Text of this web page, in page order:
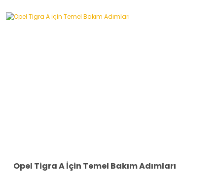
Opel Tigra A İçin Temel Bakım Adımları